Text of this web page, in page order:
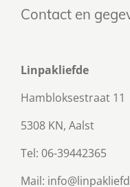
Contact en
Linpakliefde
Hambloksestraat 11
5308 KN, Aalst
Tel: 06-39442365
Mail: